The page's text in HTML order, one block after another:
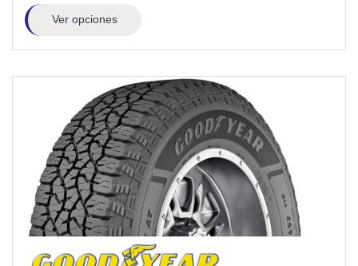
Ver opciones